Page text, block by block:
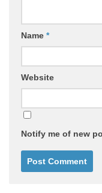
Name *
Website
Notify me of new